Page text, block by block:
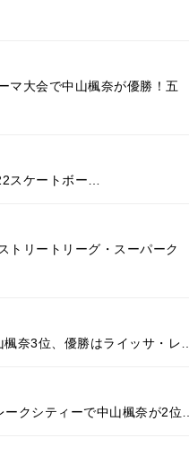
マ大会で中山楓奈が優勝！五
スケートボー…
トリートリーグ・スーパーク
奈3位、優勝はライッサ・レ…
ークシティーで中山楓奈が2位…